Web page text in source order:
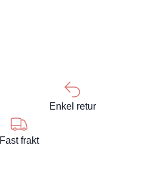
Enkel retur
Fast frakt